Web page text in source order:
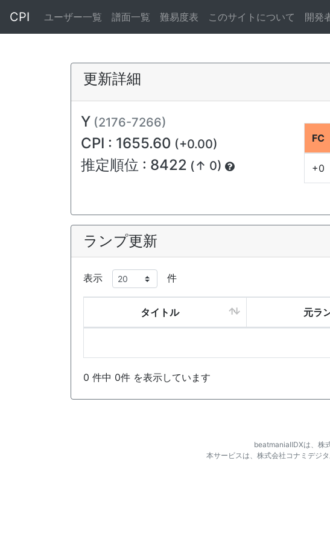
CPI ユーザー一覧 譜面一覧 難易度表 このサイトについて 開発
更新詳細
Y (2176-7266)
CPI : 1655.60 (+0.00)
推定順位 : 8422 (↑ 0)
FC
+0
ランプ更新
表示 件
タイトル 元ラ
0 件中 0件 を表示しています
beatmaniaⅡDXは、株
本サービスは、株式会社コナミデジ